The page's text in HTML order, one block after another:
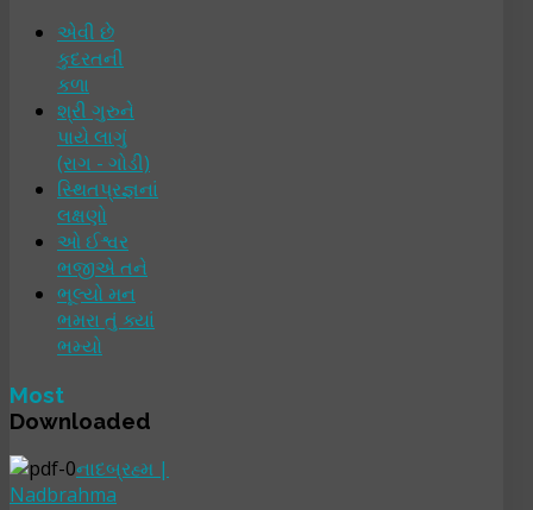
એવી છે
કુદરતની
કળા
શ્રી ગુરુને
પાયે લાગું
(રાગ - ગોડી)
સ્થિતપ્રજ્ઞનાં
લક્ષણો
ઓ ઈશ્વર
ભજીએ તને
ભૂલ્યો મન
ભમરા તું ક્યાં
ભમ્યો
Most
Downloaded
નાદબ્રહ્મ |
Nadbrahma